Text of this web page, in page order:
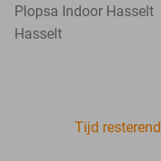
Plopsa Indoor Hasselt
Hasselt
Tijd